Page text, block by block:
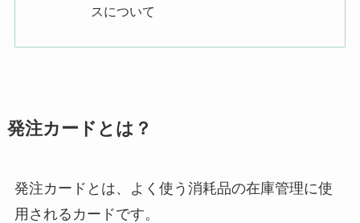
スについて
発注カードとは？
発注カードとは、よく使う消耗品の在庫管理に使
用されるカードです。